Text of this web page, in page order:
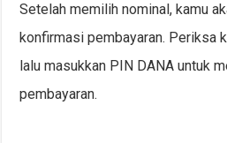
Setelah memilih nominal, kamu
konfirmasi pembayaran. Periksa
lalu masukkan PIN DANA untuk
pembayaran.